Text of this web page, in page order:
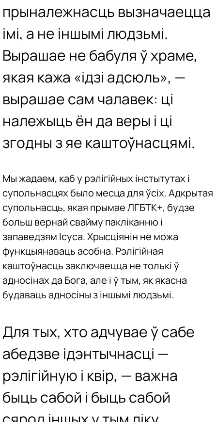
прыналежнасць вызначаецца
імі, а не іншымі людзьмі.
Вырашае не бабуля ў храме,
якая кажа «ідзі адсюль», —
вырашае сам чалавек: ці
належыць ён да веры і ці
згодны з яе каштоўнасцямі.
Мы жадаем, каб у рэлігійных інстытутах і
супольнасцях было месца для ўсіх. Адкрытая
супольнасць, якая прымае ЛГБТК+, будзе
больш вернай свайму пакліканню і
запаведзям Ісуса. Хрысціянін не можа
функцыянаваць асобна. Рэлігійная
каштоўнасць заключаецца не толькі ў
адносінах да Бога, але і ў тым, як якасна
будаваць адносіны з іншымі людзьмі.
Для тых, хто адчувае ў сабе
абедзве ідэнтычнасці —
рэлігійную і квір, — важна
быць сабой і быць сабой